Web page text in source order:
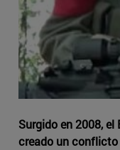
Surgido en 2008,
creado un conflicto